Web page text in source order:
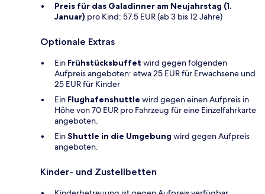
Preis für das Galadinner am Neujahrstag (1.
Januar) pro Kind: 57.5 EUR (ab 3 bis 12 Jahre)
Optionale Extras
Ein Frühstücksbuffet wird gegen folgenden
Aufpreis angeboten: etwa 25 EUR für Erwachsene und
25 EUR für Kinder
Ein Flughafenshuttle wird gegen einen Aufpreis in
Höhe von 70 EUR pro Fahrzeug für eine Einzelfahrkarte
angeboten.
EinShuttle in die Umgebung wird gegen Aufpreis
angeboten.
Kinder- und Zustellbetten